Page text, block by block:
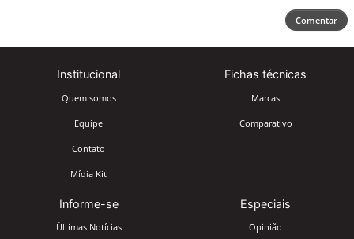
Comentar
Institucional
Quem somos
Equipe
Contato
Mídia Kit
Fichas técnicas
Marcas
Comparativo
Informe-se
Últimas Notícias
Especiais
Opinião